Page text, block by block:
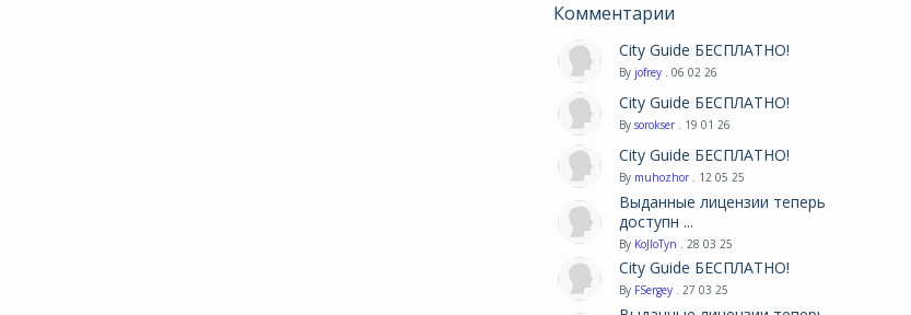
Комментарии
City Guide БЕСПЛАТНО!
By jofrey . 06 02 26
City Guide БЕСПЛАТНО!
Bysorokser . 19 01 26
City Guide БЕСПЛАТНО!
By muhozhor . 12 05 25
Выданные лицензии теперь
доступн ...
By KoJIoTyn . 28 03 25
City Guide БЕСПЛАТНО!
By FSergey . 27 03 25